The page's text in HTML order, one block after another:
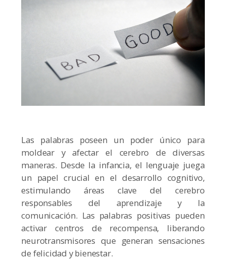
Las palabras poseen un poder único para
moldear y afectar el cerebro de diversas
maneras. Desde la infancia, el lenguaje juega
un papel crucial en el desarrollo cognitivo,
estimulando áreas clave del cerebro
responsables del aprendizaje y la
comunicación. Las palabras positivas pueden
activar centros de recompensa, liberando
neurotransmisores que generan sensaciones
de felicidad y bienestar.